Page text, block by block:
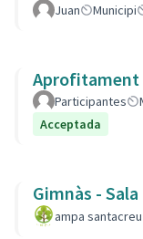
Juan Municipi
Aprofitament
Participantes
Acceptada
Gimnàs -
ampa santacreu